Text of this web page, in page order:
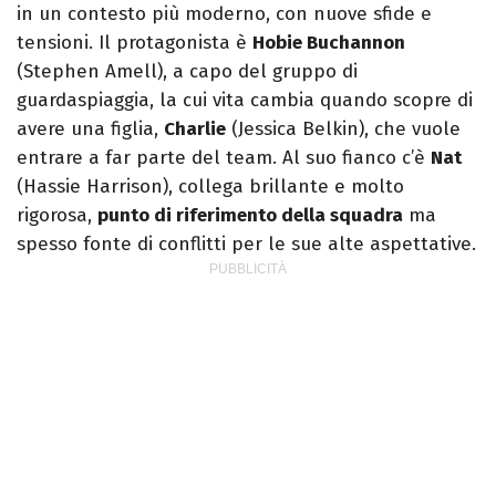
in un contesto più moderno, con nuove sfide e
tensioni. Il protagonista è Hobie Buchannon
(Stephen Amell), a capo del gruppo di
guardaspiaggia, la cui vita cambia quando scopre di
avere una figlia, Charlie (Jessica Belkin), che vuole
entrare a far parte del team. Al suo fianco c’è Nat
(Hassie Harrison), collega brillante e molto
rigorosa, punto di riferimento della squadra ma
spesso fonte di conflitti per le sue alte aspettative.